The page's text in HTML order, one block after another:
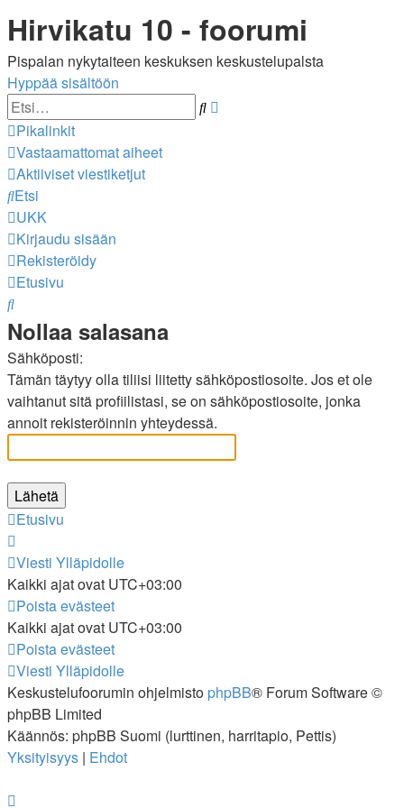
Hirvikatu 10 - foorumi
Pispalan nykytaiteen keskuksen keskustelupalsta
Hyppää sisältöön
Etsi
Pikalinkit
Vastaamattomat aiheet
Aktiiviset viestiketjut
Etsi
UKK
Kirjaudu sisään
Rekisteröidy
Etusivu
Etsi
Nollaa salasana
Sähköposti:
Tämän täytyy olla tiliisi liitetty sähköpostiosoite. Jos et ole
vaihtanut sitä profiilistasi, se on sähköpostiosoite, jonka
annoit rekisteröinnin yhteydessä.
Etusivu
Viesti Ylläpidolle
Kaikki ajat ovat UTC+03:00
Poista evästeet
Kaikki ajat ovat UTC+03:00
Poista evästeet
Viesti Ylläpidolle
Keskustelufoorumin ohjelmisto phpBB® Forum Software ©
phpBB Limited
Käännös: phpBB Suomi (lurttinen, harritapio, Pettis)
Yksityisyys | Ehdot